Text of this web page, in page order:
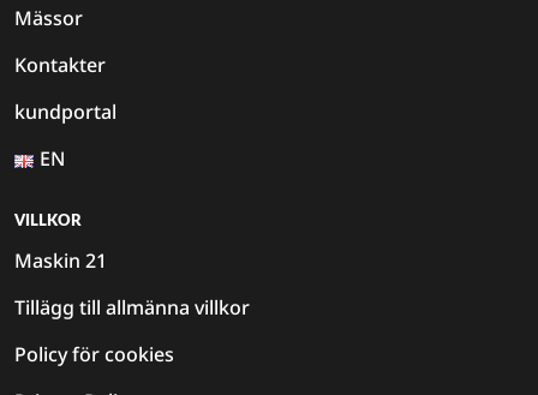
Mässor
Kontakter
kundportal
EN
VILLKOR
Maskin 21
Tillägg till allmänna villkor
Policy för cookies